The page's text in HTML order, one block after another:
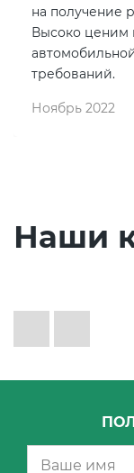
на получение
Высоко ценим
требований.
Ноябрь 2022
Наши